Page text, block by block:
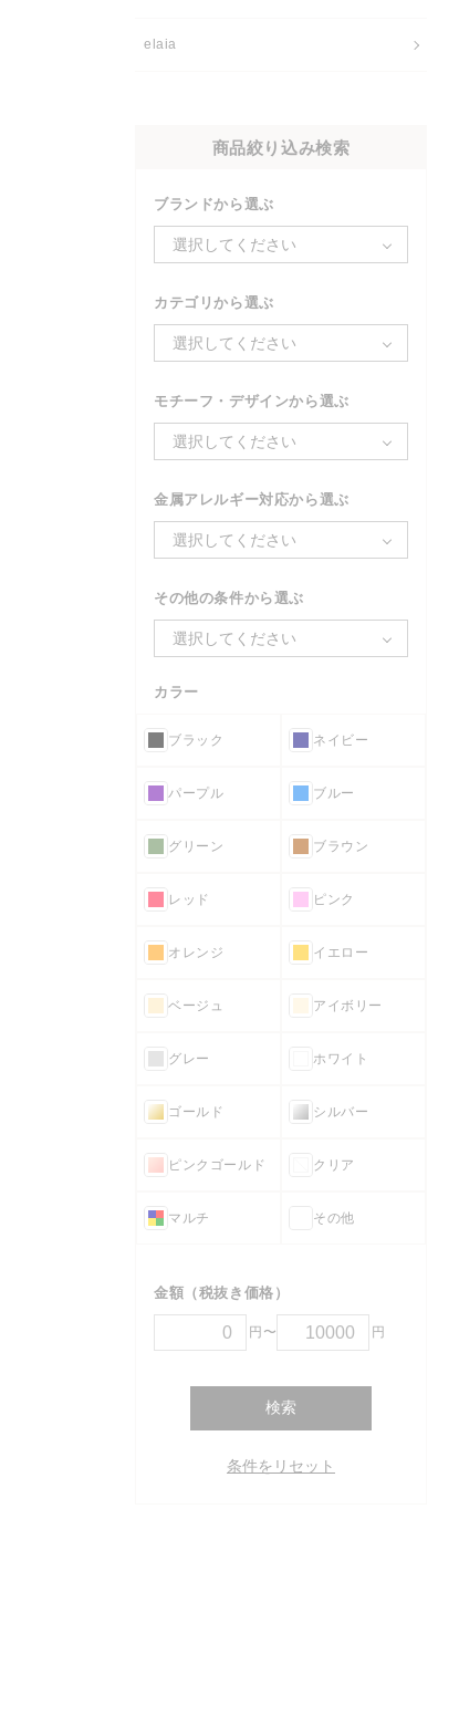
elaia
商品絞り込み検索
ブランドから選ぶ
選択してください
カテゴリから選ぶ
選択してください
モチーフ・デザインから選ぶ
選択してください
金属アレルギー対応から選ぶ
選択してください
その他の条件から選ぶ
選択してください
カラー
ブラック ネイビー
パープル ブルー
グリーン ブラウン
レッド ピンク
オレンジ イエロー
ベージュ アイボリー
グレー ホワイト
ゴールド シルバー
ピンクゴールド クリア
マルチ その他
金額（税抜き価格）
円〜 円
検索
条件をリセット